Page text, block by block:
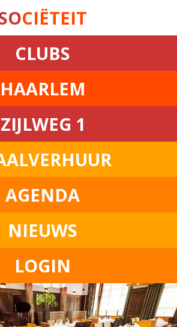
CIËTEIT
CLUBS
HAARLEM
ZIJLWEG 1
AGENDA
NIEUWS
LOGIN